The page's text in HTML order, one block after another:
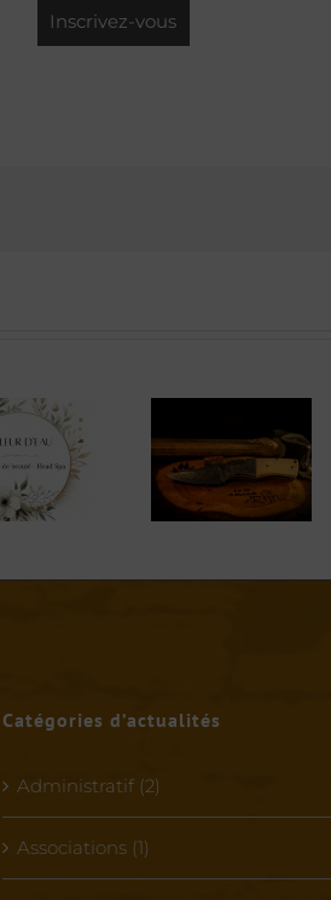
Atelier Le
Fil à la
Patte
Doigts de
Fée
Catégories d’actualités
Administratif (2)
Associations (1)